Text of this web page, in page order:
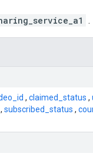
.
, claimed_status ,
, subscribed_status ,